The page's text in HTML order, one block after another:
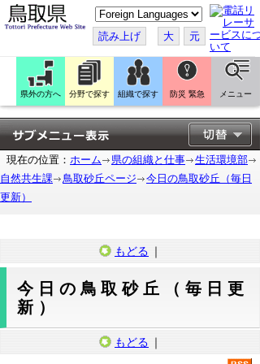
こ
の
ペ
ー
ジ
翻
訳
す
る
読み上げ 大 元
県外の方へ 分野で探す 組織で探す 防災 緊急 メニュー
現在の位置： ホーム 県の組織と仕事
生活環境部
自然共生課
鳥取砂丘ページ
今日の鳥取砂丘（毎日
更新）
もどる ｜
今日の鳥取砂丘（毎日更
新）
もどる ｜